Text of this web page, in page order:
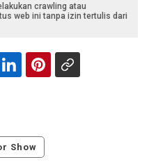
crawling atau
web ini tanpa izin tertulis dari
Show